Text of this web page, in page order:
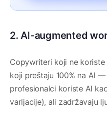
2. AI-augmented
Copywriteri koji ne
koji preštaju 100% na AI
profesionalci koriste AI
varijacije), ali zadržavaju